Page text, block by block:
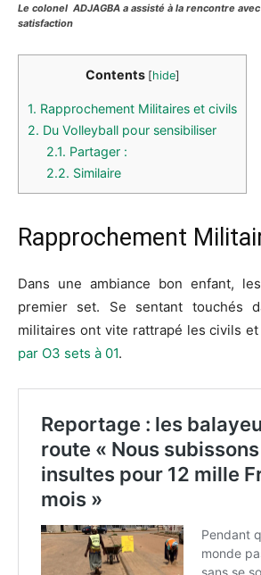
Le colonel ADJAGBA a assisté à la rencontre
satisfaction
Contents [hide]
1. Rapprochement Militaires et civils
2. Du Volleyball pour sensibiliser
2.1. Partager :
2.2. Similaire
Rapprochement
Dans une ambiance bon enfant,
premier set. Se sentant touchés
militaires ont vite rattrapé les civils
par O3 sets à 01.